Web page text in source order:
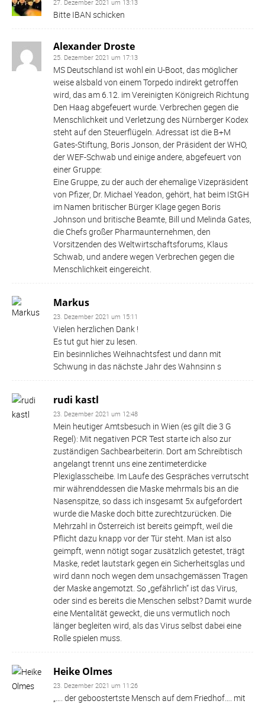
27. Dezember 2021 um 13:13
Bitte IBAN schicken
Alexander Droste
25. Dezember 2021 um 17:13
MS Deutschland ist wohl ein U-Boot, das möglicher
weise alsbald von einem Torpedo indirekt getroffen
wird, das am 6.12. im Vereinigten Königreich Richtung
Den Haag abgefeuert wurde. Verbrechen gegen die
Menschlichkeit und Verletzung des Nürnberger Kodex
steht auf den Steuerflügeln. Adressat ist die B+M
Gates-Stiftung, Boris Jonson, der Präsident der WHO,
der WEF-Schwab und einige andere, abgefeuert von
einer Gruppe:
Eine Gruppe, zu der auch der ehemalige Vizepräsident
von Pfizer, Dr. Michael Yeadon, gehört, hat beim IStGH
im Namen britischer Bürger Klage gegen Boris
Johnson und britische Beamte, Bill und Melinda Gates,
die Chefs großer Pharmaunternehmen, den
Vorsitzenden des Weltwirtschaftsforums, Klaus
Schwab, und andere wegen Verbrechen gegen die
Menschlichkeit eingereicht.
Markus
23. Dezember 2021 um 15:11
Vielen herzlichen Dank !
Es tut gut hier zu lesen.
Ein besinnliches Weihnachtsfest und dann mit
Schwung in das nächste Jahr des Wahnsinn s
rudi kastl
23. Dezember 2021 um 12:48
Mein heutiger Amtsbesuch in Wien (es gilt die 3 G
Regel): Mit negativen PCR Test starte ich also zur
zuständigen Sachbearbeiterin. Dort am Schreibtisch
angelangt trennt uns eine zentimeterdicke
Plexiglasscheibe. Im Laufe des Gespräches verrutscht
mir währenddessen die Maske mehrmals bis an die
Nasenspitze, so dass ich insgesamt 5x aufgefordert
wurde die Maske doch bitte zurechtzurücken. Die
Mehrzahl in Österreich ist bereits geimpft, weil die
Pflicht dazu knapp vor der Tür steht. Man ist also
geimpft, wenn nötigt sogar zusätzlich getestet, trägt
Maske, redet lautstark gegen ein Sicherheitsglas und
wird dann noch wegen dem unsachgemässen Tragen
der Maske angemotzt. So „gefährlich“ ist das Virus,
oder sind es bereits die Menschen selbst? Damit wurde
eine Mentalität geweckt, die uns vermutlich noch
länger begleiten wird, als das Virus selbst dabei eine
Rolle spielen muss.
Heike Olmes
23. Dezember 2021 um 11:26
„…. der geboostertste Mensch auf dem Friedhof…. mit